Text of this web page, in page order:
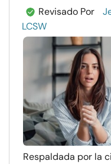
Revisado Por
LCSW
Respaldada por la